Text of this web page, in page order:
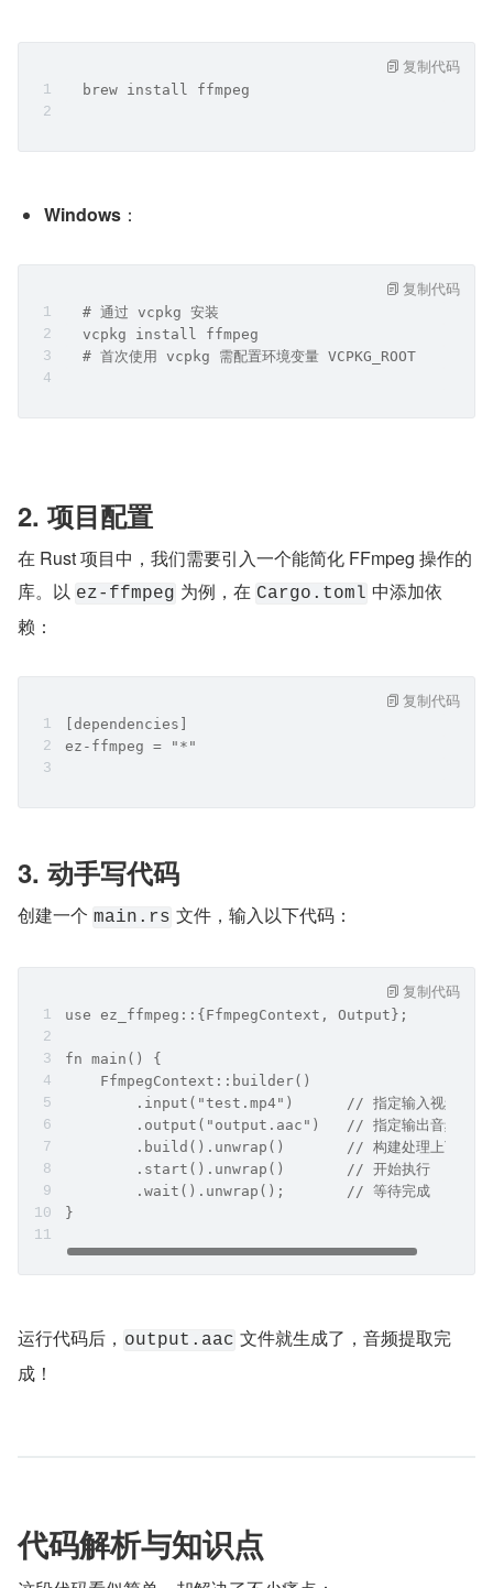
  brew install ffmpeg
复制代码
Windows ：
  # 通过 vcpkg 安装
  vcpkg install ffmpeg
  # 首次使用 vcpkg 需配置环境变量 VCPKG_ROOT
复制代码
2. 项目配置
在 Rust 项目中，我们需要引入一个能简化 FFmpeg 操作的
库。以 ez-ffmpeg 为例，在 Cargo.toml 中添加依
赖：
[dependencies]
ez-ffmpeg = "*"
复制代码
3. 动手写代码
创建一个 main.rs 文件，输入以下代码：
use ez_ffmpeg::{FfmpegContext, Output};
fn main() {
    FfmpegContext::builder()
        .input("test.mp4")      // 指定输入视频
        .output("output.aac")   // 指定输出音频
        .build().unwrap()       // 构建处理上下文
        .start().unwrap()       // 开始执行
        .wait().unwrap();       // 等待完成
}
复制代码
运行代码后， output.aac 文件就生成了，音频提取完
成！
代码解析与知识点